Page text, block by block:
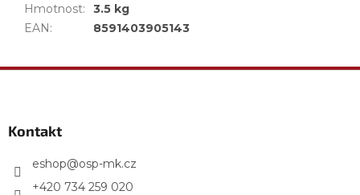
Hmotnost:
3.5 kg
EAN: 8591403905143
Kontakt
eshop@osp-mk.cz
+420 734 259 020